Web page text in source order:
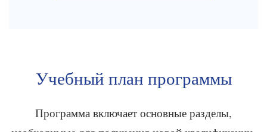
Учебный план программы
Программа включает основные разделы,